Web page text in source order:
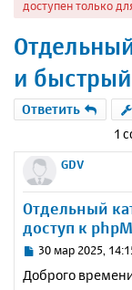
доступен только
и
Ответить
1
GDV
Отдельный
доступ к
С
о
30 мар 2025,
Доброго